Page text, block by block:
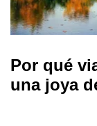
Por qué
una joya